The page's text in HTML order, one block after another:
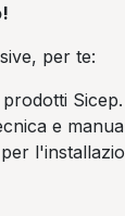
per te:
Sicep.
e